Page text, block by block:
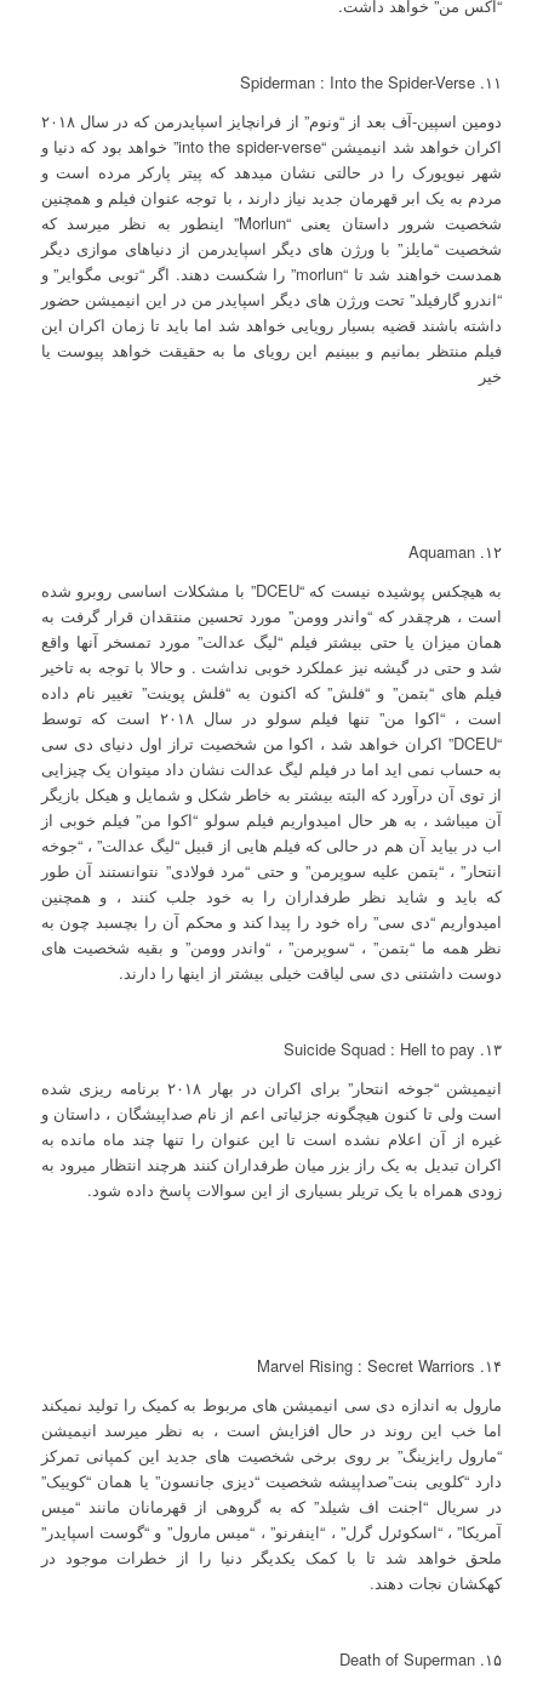
“اکس من” خواهد داشت.
۱۱. Spiderman : Into the Spider-Verse
دومین اسپین-آف بعد از “ونوم” از فرانچایز اسپایدرمن که در سال ۲۰۱۸
اکران خواهد شد انیمیشن “into the spider-verse” خواهد بود که دنیا و
شهر نیویورک را در حالتی نشان میدهد که پیتر پارکر مرده است و
مردم به یک ابر قهرمان جدید نیاز دارند ، با توجه عنوان فیلم و همچنین
شخصیت شرور داستان یعنی “Morlun” اینطور به نظر میرسد که
شخصیت “مایلز” با ورژن های دیگر اسپایدرمن از دنیاهای موازی دیگر
همدست خواهند شد تا “morlun” را شکست دهند. اگر “توبی مگوایر” و
“اندرو گارفیلد” تحت ورژن های دیگر اسپایدر من در این انیمیشن حضور
داشته باشند قضیه بسیار رویایی خواهد شد اما باید تا زمان اکران این
فیلم منتظر بمانیم و ببینیم این رویای ما به حقیقت خواهد پیوست یا
خیر
۱۲. Aquaman
به هیچکس پوشیده نیست که “DCEU” با مشکلات اساسی روبرو شده
است ، هرچقدر که “واندر وومن” مورد تحسین منتقدان قرار گرفت به
همان میزان یا حتی بیشتر فیلم “لیگ عدالت” مورد تمسخر آنها واقع
شد و حتی در گیشه نیز عملکرد خوبی نداشت . و حالا با توجه به تاخیر
فیلم های “بتمن” و “فلش” که اکنون به “فلش پوینت” تغییر نام داده
است ، “اکوا من” تنها فیلم سولو در سال ۲۰۱۸ است که توسط
“DCEU” اکران خواهد شد ، اکوا من شخصیت تراز اول دنیای دی سی
به حساب نمی اید اما در فیلم لیگ عدالت نشان داد میتوان یک چیزایی
از توی آن درآورد که البته بیشتر به خاطر شکل و شمایل و هیکل بازیگر
آن میباشد ، به هر حال امیدواریم فیلم سولو “اکوا من” فیلم خوبی از
اب در بیاید آن هم در حالی که فیلم هایی از قبیل “لیگ عدالت” ، “جوخه
انتحار” ، “بتمن علیه سوپرمن” و حتی “مرد فولادی” نتوانستند آن طور
که باید و شاید نظر طرفداران را به خود جلب کنند ، و همچنین
امیدواریم “دی سی” راه خود را پیدا کند و محکم آن را بچسبد چون به
نظر همه ما “بتمن” ، “سوپرمن” ، “واندر وومن” و بقیه شخصیت های
دوست داشتنی دی سی لیاقت خیلی بیشتر از اینها را دارند.
۱۳. Suicide Squad : Hell to pay
انیمیشن “جوخه انتحار” برای اکران در بهار ۲۰۱۸ برنامه ریزی شده
است ولی تا کنون هیچگونه جزئیاتی اعم از نام صداپیشگان ، داستان و
غیره از آن اعلام نشده است تا این عنوان را تنها چند ماه مانده به
اکران تبدیل به یک راز بزر میان طرفداران کنند هرچند انتظار میرود به
زودی همراه با یک تریلر بسیاری از این سوالات پاسخ داده شود.
۱۴. Marvel Rising : Secret Warriors
مارول به اندازه دی سی انیمیشن های مربوط به کمیک را تولید نمیکند
اما خب این روند در حال افزایش است ، به نظر میرسد انیمیشن
“مارول رایزینگ” بر روی برخی شخصیت های جدید این کمپانی تمرکز
دارد “کلویی بنت”صداپیشه شخصیت “دیزی جانسون” یا همان “کوییک”
در سریال “اجنت اف شیلد” که به گروهی از قهرمانان مانند “میس
آمریکا” ، “اسکوئرل گرل” ، “اینفرنو” ، “میس مارول” و “گوست اسپایدر”
ملحق خواهد شد تا با کمک یکدیگر دنیا را از خطرات موجود در
کهکشان نجات دهند.
۱۵. Death of Superman